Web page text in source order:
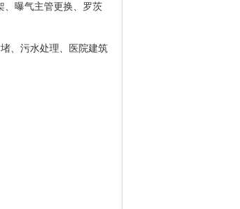
、曝气主管更换、罗茨
、污水处理、医院建筑